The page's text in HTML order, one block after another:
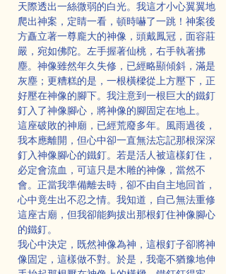
天際透出一絲微弱的白光。我這才小心翼翼地
爬出神案，定睛一看，頓時嚇了一跳！神案後
方矗立著一尊龐大的神像，頭戴鳳冠，面容莊
嚴，宛如佛陀。左手握著仙桃，右手執著拂
塵。神像雖然年久失修，已經略顯傾斜，滿是
灰塵；更糟糕的是，一根橫樑從上方壓下，正
好壓在神像的腳下。我注意到一根巨大的鐵釘
釘入了神像腳心，將神像的腳固定在地上。
這座破敗的神廟，已經荒廢多年。風雨過後，
我本應離開，但心中卻一直無法忘記那根深深
釘入神像腳心的鐵釘。若是活人被這樣釘住，
必定會流血，可這只是木雕的神像，當然不
會。正當我準備離去時，卻不由自主地回首，
心中竟生出不忍之情。我知道，自己無法重修
這座古廟，但我卻能夠拔出那根釘住神像腳心
的鐵釘。
我心中決定，既然神像為神，這根釘子卻將神
像固定，這樣做不對。於是，我毫不猶豫地伸